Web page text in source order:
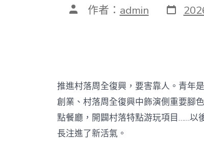
文 作者： admin 發
表
推進村落周全復興，要害靠人。青年
創業、村落周全復興中飾演側重要腳
點餐廳，開闢村落特點游玩項目……以
長注進了新活氣。